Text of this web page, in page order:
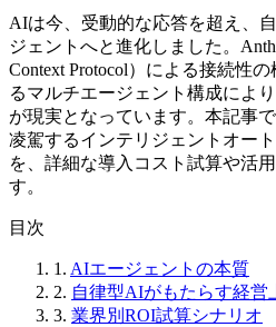
AIは今、受動的な応答を超え、
ジェントへと進化しました。
Context Protocol）による接続性
るマルチエージェント構成によ
が現実となっています。本記事
凌駕するインテリジェントオー
を、詳細な導入コスト試算や活
す。
目次
1. AIエージェントの本質
2. 自律型AIがもたらす経営
3. 業界別ROI試算シナリオ